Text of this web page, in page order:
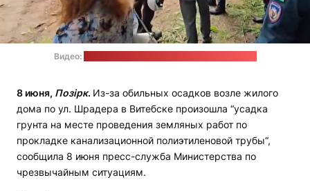
Видео:
8 июня, Позірк. Из-за обильных осадков возле жилого
дома по ул. Шрадера в Витебске произошла “усадка
грунта на месте проведения земляных работ по
прокладке канализационной полиэтиленовой трубы“,
сообщила 8 июня пресс-служба Министерства по
чрезвычайным ситуациям.